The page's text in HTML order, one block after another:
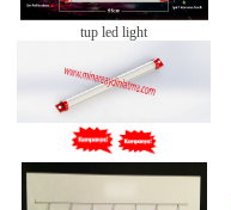
tup led light